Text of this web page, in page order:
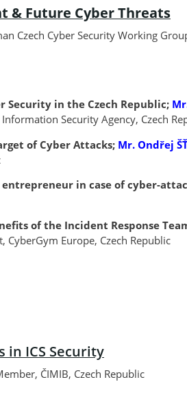
& Future Cyber Threats
Czech Cyber Security Working
Security in the Czech Republic;
Security Agency, Czech
of Cyber Attacks; Mr. Ondřej
in case of cyber-
of the Incident Response
CyberGym Europe, Czech Republic
in ICS Security
ČIMIB, Czech Republic